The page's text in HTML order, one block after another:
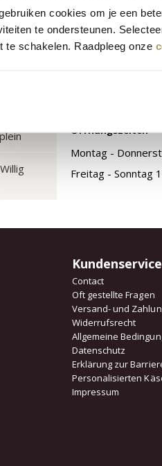
cookies om je een
te ondersteunen.
te schakelen. Raadpleeg onze
Willig
109
Öffnungszeiten
Montag -
Freitag - Sonntag
Kundenservice
Contact
Oft gestellte Fragen
Versand- und
Widerrufsrecht
Allgemeine
Datenschutz
Erklärung zur
Personalisierten
Impressum